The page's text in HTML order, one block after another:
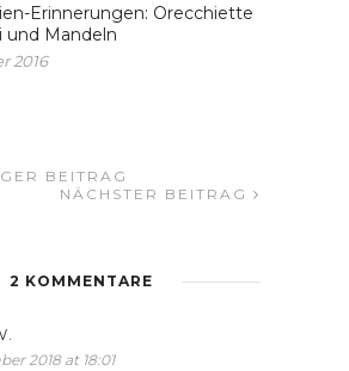
Erinnerungen: Orecchiette
und Mandeln
2016
BEITRAG
NÄCHSTER BEITRAG
2 KOMMENTARE
2018 at 18:01